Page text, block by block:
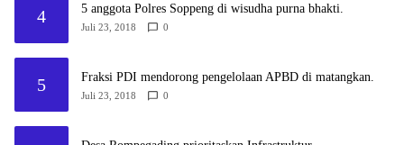
4 5 anggota Polres Soppeng di wisudha purna bhakti.
Juli 23, 2018 0
5 Fraksi PDI mendorong pengelolaan APBD di matangkan.
Juli 23, 2018 0